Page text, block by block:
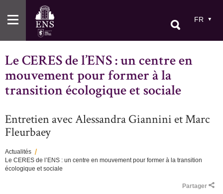
au
contenu
FR
Le CERES de l’ENS : un centre en
mouvement pour former à la
transition écologique et sociale
Entretien avec Alessandra Giannini et Marc
Fleurbaey
Fil
Actualités
Le CERES de l’ENS : un centre en mouvement pour former à la transition
écologique et sociale
Partager